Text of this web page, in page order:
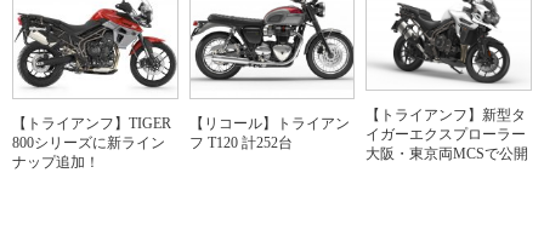
【トライアンフ】TIGER
800シリーズに新ライン
ナップ追加！
【リコール】トライアン
フ T120 計252台
【トライアンフ】新型タ
イガーエクスプローラー
大阪・東京両MCSで公開